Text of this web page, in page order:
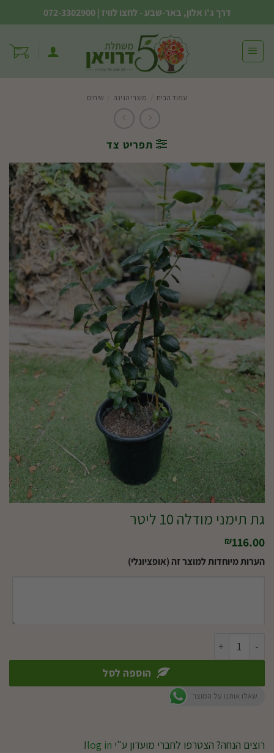
to
content
דרך ג'ו אלון, באר-שבע - לחצו לוויז |
072-3302900
עמוד הבית מוצרי הגינה שיחים
תפריט צד
גת תימני מודלה 10 ליטר
₪116.00
הערות מיוחדות למוצר זה (אופציונלי)
כמות של גת תימני מודלה 10 ליטר
הוספה לסל
שאלו אותנו על המוצר
רוצים הנחה? הצטרפו לחברי מועדון ע"י log in
!